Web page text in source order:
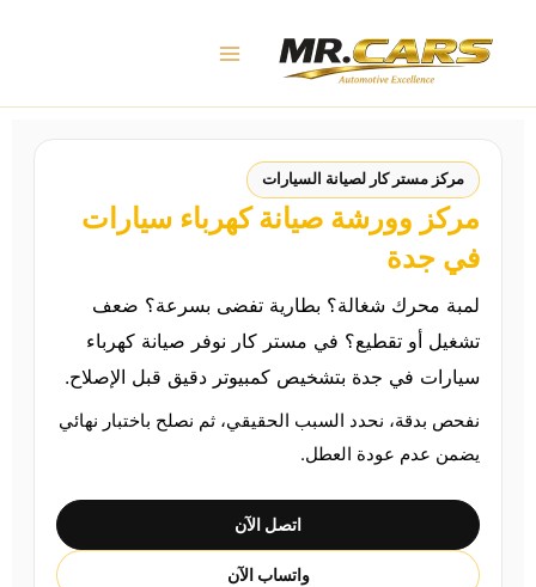
المحتوى
مركز مستر كار لصيانة السيارات
مركز وورشة صيانة كهرباء سيارات
في جدة
لمبة محرك شغالة؟ بطارية تفضى بسرعة؟ ضعف
تشغيل أو تقطيع؟ في مستر كار نوفر صيانة كهرباء
سيارات في جدة بتشخيص كمبيوتر دقيق قبل الإصلاح.
نفحص بدقة، نحدد السبب الحقيقي، ثم نصلح باختبار نهائي
يضمن عدم عودة العطل.
اتصل الآن
واتساب الآن